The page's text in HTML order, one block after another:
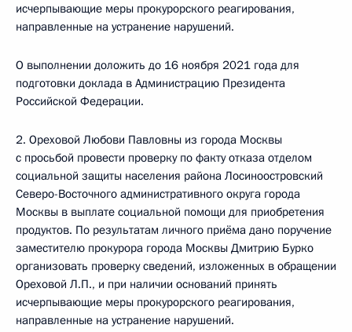
исчерпывающие меры прокурорского реагирования,
направленные на устранение нарушений.
О выполнении доложить до 16 ноября 2021 года для
подготовки доклада в Администрацию Президента
Российской Федерации.
2. Ореховой Любови Павловны из города Москвы
с просьбой провести проверку по факту отказа отделом
социальной защиты населения района Лосиноостровский
Северо-Восточного административного округа города
Москвы в выплате социальной помощи для приобретения
продуктов. По результатам личного приёма дано поручение
заместителю прокурора города Москвы Дмитрию Бурко
организовать проверку сведений, изложенных в обращении
Ореховой Л.П., и при наличии оснований принять
исчерпывающие меры прокурорского реагирования,
направленные на устранение нарушений.